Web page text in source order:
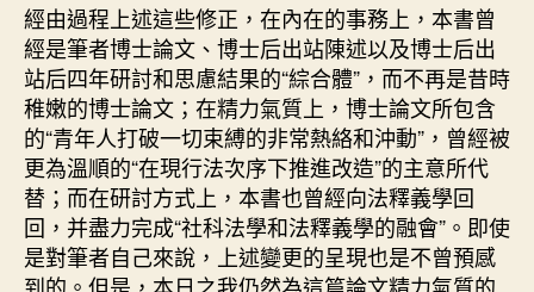
經由過程上述這些修正，在內在的事務上，本書曾
經是筆者博士論文、博士后出站陳述以及博士后出
站后四年研討和思慮結果的“綜合體”，而不再是昔時
稚嫩的博士論文；在精力氣質上，博士論文所包含
的“青年人打破一切束縛的非常熱絡和沖動”，曾經被
更為溫順的“在現行法次序下推進改造”的主意所代
替；而在研討方式上，本書也曾經向法釋義學回
回，并盡力完成“社科法學和法釋義學的融會”。即使
是對筆者自己來說，上述變更的呈現也是不曾預感
到的。但是，本日之我仍然為這篇論文精力氣質的